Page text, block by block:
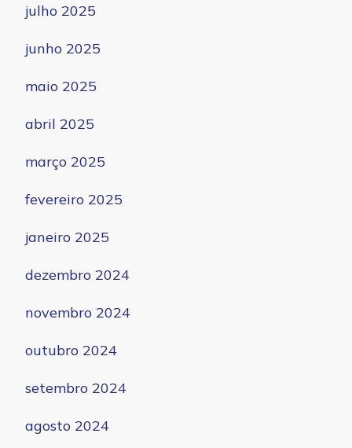
julho 2025
junho 2025
maio 2025
abril 2025
março 2025
fevereiro 2025
janeiro 2025
dezembro 2024
novembro 2024
outubro 2024
setembro 2024
agosto 2024